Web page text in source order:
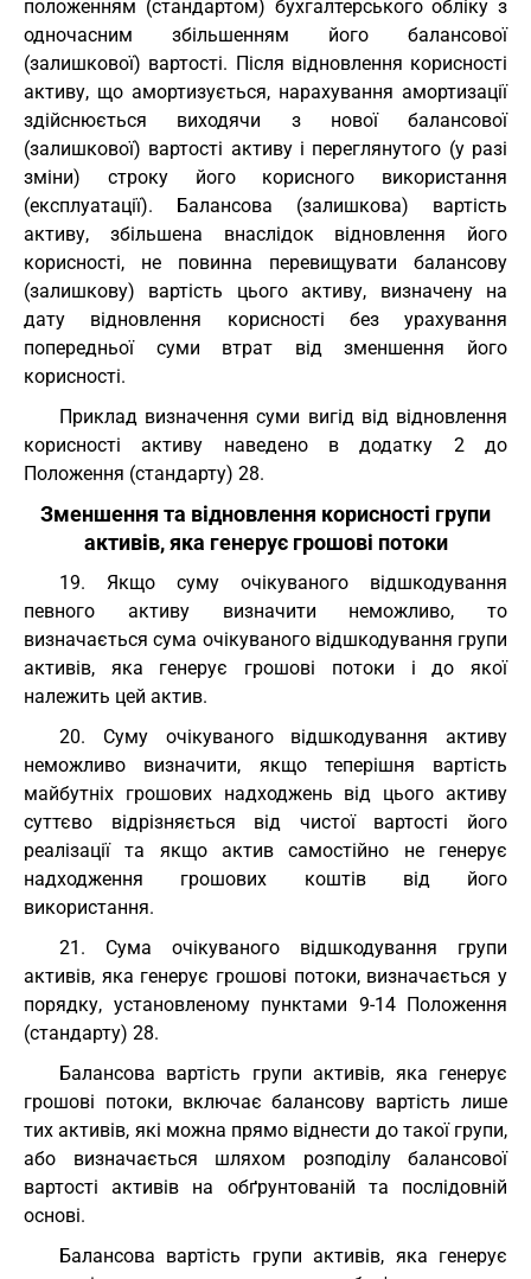
положенням (стандартом) бухгалтерського обліку з
одночасним збільшенням його балансової
(залишкової) вартості. Після відновлення корисності
активу, що амортизується, нарахування амортизації
здійснюється виходячи з нової балансової
(залишкової) вартості активу і переглянутого (у разі
зміни) строку його корисного використання
(експлуатації). Балансова (залишкова) вартість
активу, збільшена внаслідок відновлення його
корисності, не повинна перевищувати балансову
(залишкову) вартість цього активу, визначену на
дату відновлення корисності без урахування
попередньої суми втрат від зменшення його
корисності.
Приклад визначення суми вигід від відновлення
корисності активу наведено в додатку 2 до
Положення (стандарту) 28.
Зменшення та відновлення корисності групи
активів, яка генерує грошові потоки
19. Якщо суму очікуваного відшкодування
певного активу визначити неможливо, то
визначається сума очікуваного відшкодування групи
активів, яка генерує грошові потоки і до якої
належить цей актив.
20. Суму очікуваного відшкодування активу
неможливо визначити, якщо теперішня вартість
майбутніх грошових надходжень від цього активу
суттєво відрізняється від чистої вартості його
реалізації та якщо актив самостійно не генерує
надходження грошових коштів від його
використання.
21. Сума очікуваного відшкодування групи
активів, яка генерує грошові потоки, визначається у
порядку, установленому пунктами 9-14 Положення
(стандарту) 28.
Балансова вартість групи активів, яка генерує
грошові потоки, включає балансову вартість лише
тих активів, які можна прямо віднести до такої групи,
або визначається шляхом розподілу балансової
вартості активів на обґрунтованій та послідовній
основі.
Балансова вартість групи активів, яка генерує